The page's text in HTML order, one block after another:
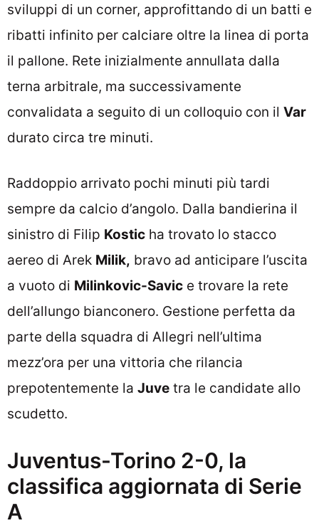
sviluppi di un corner, approfittando di un batti e
ribatti infinito per calciare oltre la linea di porta
il pallone. Rete inizialmente annullata dalla
terna arbitrale, ma successivamente
convalidata a seguito di un colloquio con il Var
durato circa tre minuti.
Raddoppio arrivato pochi minuti più tardi
sempre da calcio d’angolo. Dalla bandierina il
sinistro di Filip Kostic ha trovato lo stacco
aereo di Arek Milik, bravo ad anticipare l’uscita
a vuoto di Milinkovic-Savic e trovare la rete
dell’allungo bianconero. Gestione perfetta da
parte della squadra di Allegri nell’ultima
mezz’ora per una vittoria che rilancia
prepotentemente la Juve tra le candidate allo
scudetto.
Juventus-Torino 2-0, la
classifica aggiornata di Serie
A